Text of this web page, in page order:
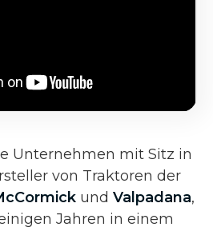
Unternehmen mit Sitz in
von Traktoren der
und Valpadana,
Jahren in einem